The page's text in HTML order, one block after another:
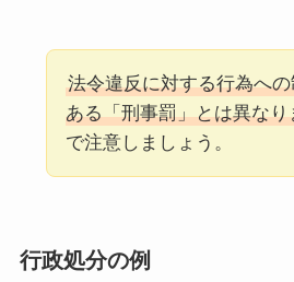
法令違反に対する行為へ
ある「刑事罰」とは異なり
で注意しましょう。
行政処分の例